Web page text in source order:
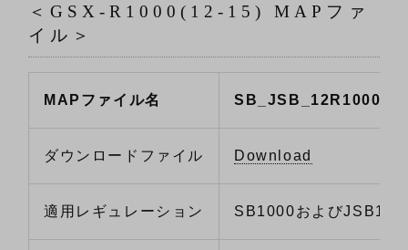
＜GSX-R1000(12-15) MAPファ
イル＞
MAPファイル名
ダウンロードファイル Download
適用レギュレーション SB1000および